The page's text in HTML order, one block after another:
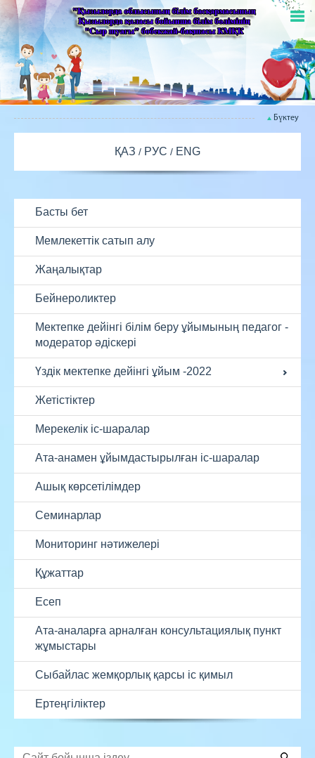
Бүктеу
ҚАЗ РУС ENG
Басты бет
Мемлекеттік сатып алу
Жаңалықтар
Бейнероликтер
Мектепке дейінгі білім беру ұйымының педагог -
модератор әдіскері
Үздік мектепке дейінгі ұйым -2022
Жетістіктер
Мерекелік іс-шаралар
Ата-анамен ұйымдастырылған іс-шаралар
Ашық көрсетілімдер
Семинарлар
Мониторинг нәтижелері
Құжаттар
Есеп
Ата-аналарға арналған консультациялық пункт
жұмыстары
Сыбайлас жемқорлық қарсы іс қимыл
Ертеңгіліктер